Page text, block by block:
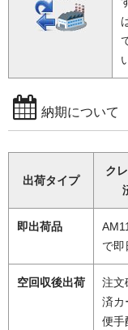
納期について
出荷タイプ
ク
即出荷品
で即
空回収後出荷
注文
済カ
便手